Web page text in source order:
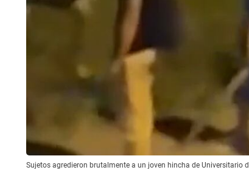
Sujetos agredieron brutalmente a un joven hincha de Universitario